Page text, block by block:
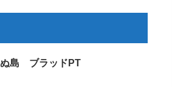
ぬ島 ブラッドPT